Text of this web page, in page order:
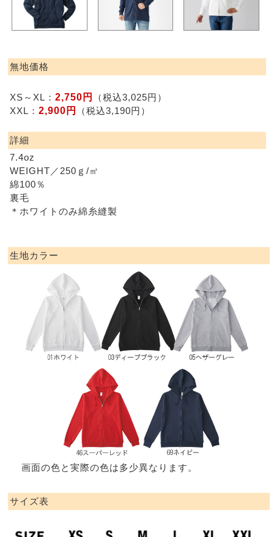
無地価格
XS～XL：2,750円
（税込3,025円）
XXL：2,900円 （税込3,190円）
詳細
7.4oz
WEIGHT／250ｇ/㎡
綿100％
裏毛
＊ホワイトのみ綿糸縫製
生地カラー
画面の色と実際の色は多少異なります。
サイズ表